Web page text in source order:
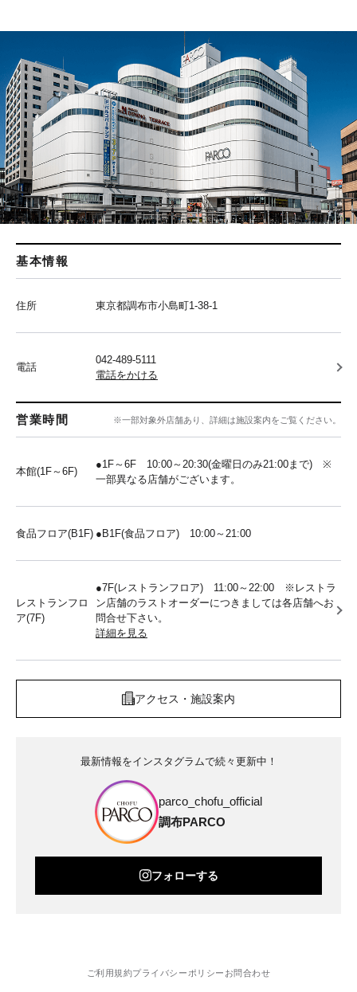
基本情報
住所 東京都調布市小島町1-38-1
電話
042-489-5111
電話をかける
営業時間 ※一部対象外店舗あり、詳細は施設案内をご覧ください。
本館(1F～6F)
●1F～6F 10:00～20:30(金曜日のみ21:00まで) ※
一部異なる店舗がございます。
食品フロア(B1F) ●B1F(食品フロア) 10:00～21:00
レストランフロ
ア(7F)
●7F(レストランフロア) 11:00～22:00 ※レストラ
ン店舗のラストオーダーにつきましては各店舗へお
問合せ下さい。
詳細を見る
アクセス・施設案内
最新情報をインスタグラムで続々更新中！
parco_chofu_official
調布PARCO
フォローする
ご利用規約プライバシーポリシー お問合わせ